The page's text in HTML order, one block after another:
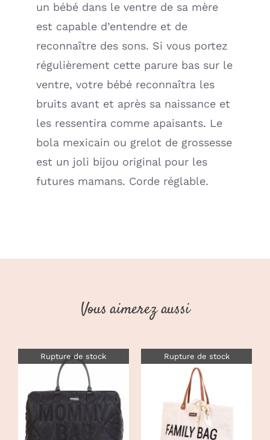
un bébé dans le ventre de sa mère
est capable d’entendre et de
reconnaître des sons. Si vous portez
régulièrement cette parure bas sur le
ventre, votre bébé reconnaîtra les
bruits avant et après sa naissance et
les ressentira comme apaisants. Le
bola mexicain ou grelot de grossesse
est un joli bijou original pour les
futures mamans. Corde réglable.
Vous aimerez aussi
Rupture de stock
DÉTAILS
Rupture de stock
DÉTAILS